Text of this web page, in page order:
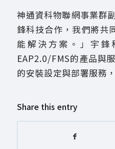
神通資科物聯網事業群
鋒科技合作，我們將
能解決方案。」宇
EAP2.0/FMS的產品與
的安裝設定與部署服務
Share this entry